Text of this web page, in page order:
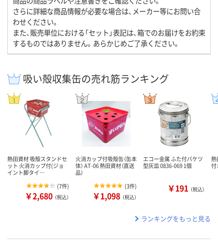
さらに詳細な商品情報が必要な場合は、メーカー等にお問い合
わせください。
また、販売単位における「セット」表記は、箱でのお届けをお約束
するものではありません。あらかじめご了承ください。
吸い殻収集缶の売れ筋ランキング
熱田資材 吸殻スタンドセ
ット 火消カップ付(ジョ
イント脚タイ…
(7件)
￥2,680 （税込）
火消カップ付吸殻缶（缶本
体） AT-06 熱田資材（直送
品）
(3件)
￥1,098 （税込）
エコー金属 ふた付バケツ
型灰皿 0836-069 1個
￥191 （税込）
熱
付
ランキングをもっと見る